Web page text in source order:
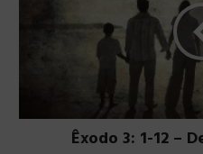
Êxodo 3: 1-12 –